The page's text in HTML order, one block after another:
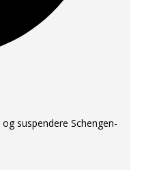
suspendere Schengen-